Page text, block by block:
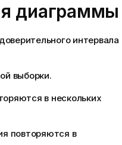
диаграммы
интервала
выборки.
в нескольких
повторяются в